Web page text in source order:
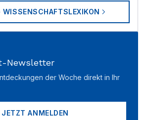
WISSENSCHAFTSLEXIKON
Newsletter
der Woche direkt in Ihr
JETZT ANMELDEN